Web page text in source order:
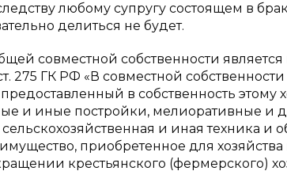
любому супругу состоящем в
делиться не будет.
совместной собственности
275 ГК РФ «В совместной
предоставленный в собственность
и иные постройки, мелиоративные и
и иная техника и
приобретенное для
крестьянского (фермерского)